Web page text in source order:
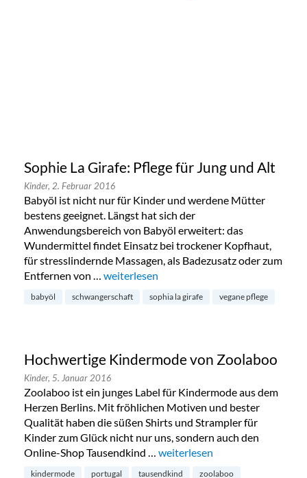
Sophie La Girafe: Pflege für Jung und Alt
Kinder, 2. Februar 2016
Babyöl ist nicht nur für Kinder und werdene Mütter
bestens geeignet. Längst hat sich der
Anwendungsbereich von Babyöl erweitert: das
Wundermittel findet Einsatz bei trockener Kopfhaut,
für stresslindernde Massagen, als Badezusatz oder zum
Entfernen von … „Sophie La Girafe: Pflege für Jung und Alt“
weiterlesen
babyöl schwangerschaft sophia la girafe vegane pflege
Hochwertige Kindermode von Zoolaboo
Kinder, 5. Januar 2016
Zoolaboo ist ein junges Label für Kindermode aus dem
Herzen Berlins. Mit fröhlichen Motiven und bester
Qualität haben die süßen Shirts und Strampler für
Kinder zum Glück nicht nur uns, sondern auch den
Online-Shop Tausendkind … „Hochwertige Kindermode von
weiterlesen
kindermode portugal tausendkind zoolaboo